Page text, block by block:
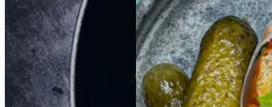
Gem opskrift
Dansk mad
Gem opskrift
Morgenmad
Frokost